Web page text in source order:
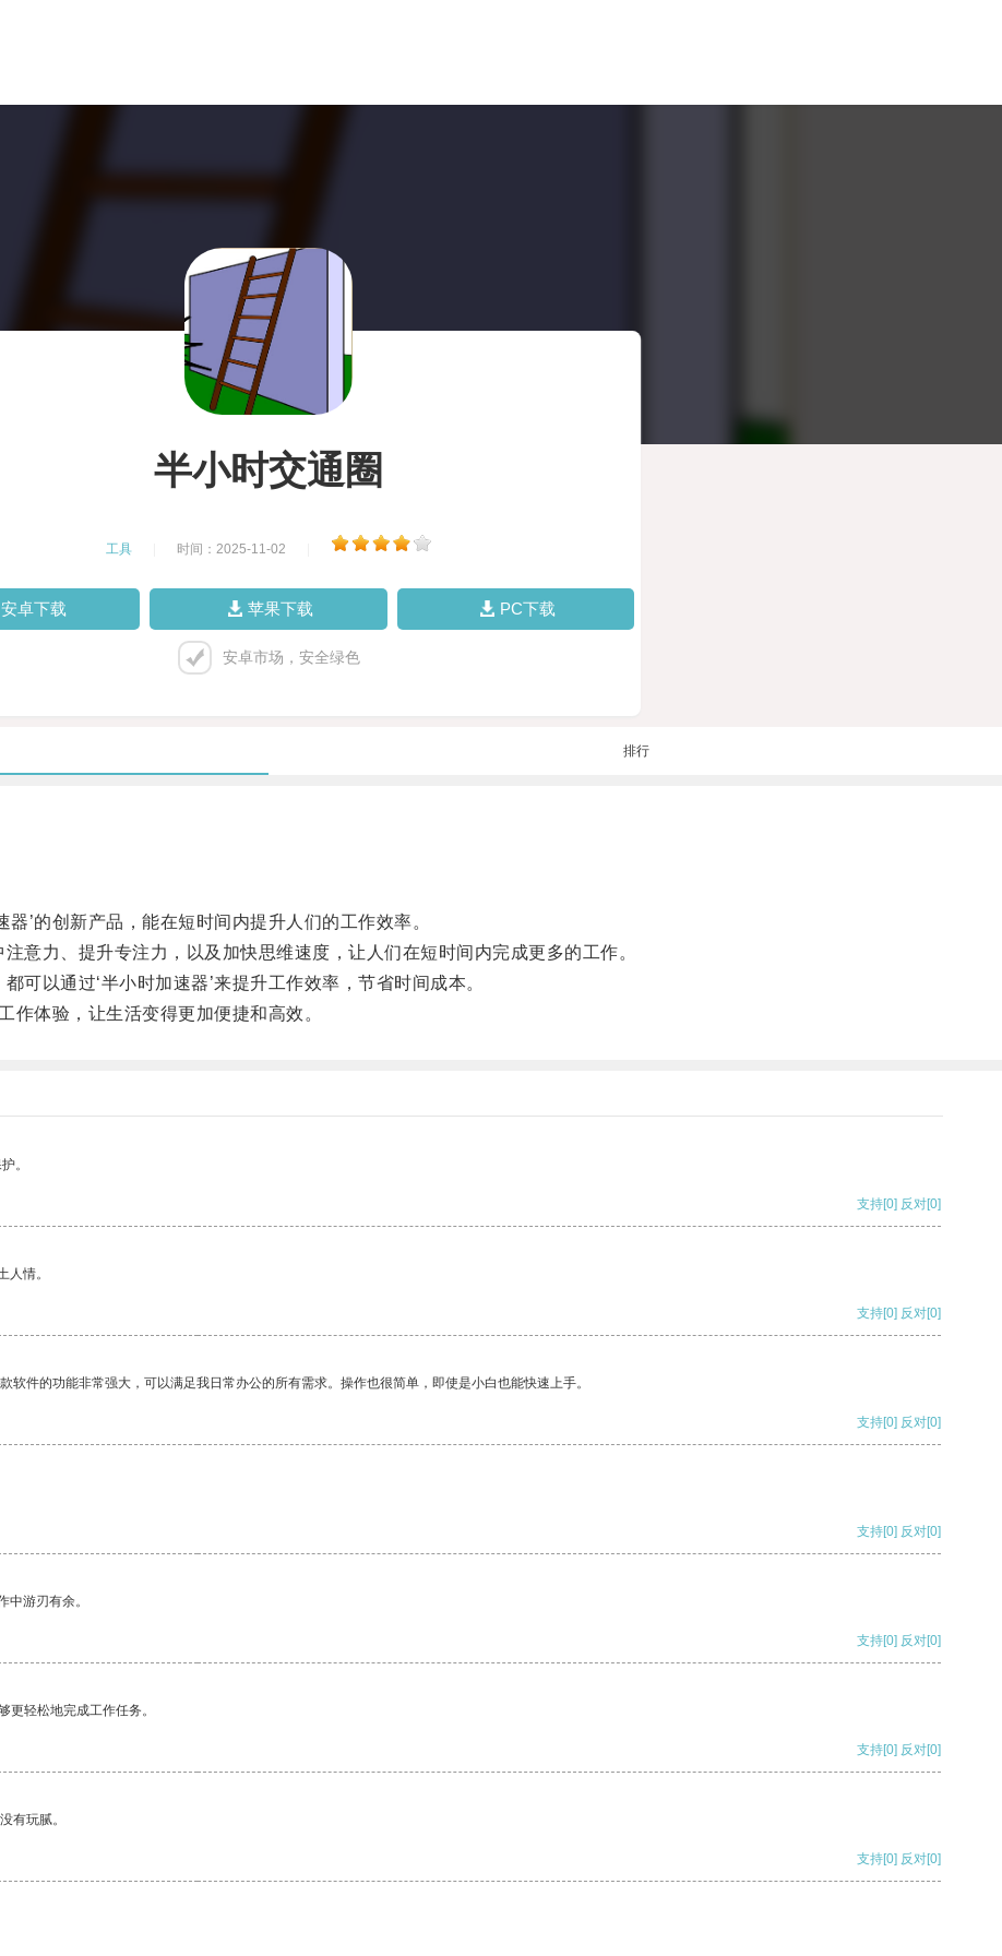
半小时交通圈
工具 时间：2025-11-02
安卓下载 苹果下载 PC下载
安卓市场，安全绿色
排行
的创新产品，能在短时间内提升人们的工作效率。
力、提升专注力，以及加快思维速度，让人们在短时间内完成更多的工作。
以通过‘半小时加速器’来提升工作效率，节省时间成本。
体验，让生活变得更加便捷和高效。
。
支持[0] 反对[0]
情。
支持[0] 反对[0]
件的功能非常强大，可以满足我日常办公的所有需求。操作也很简单，即使是小白也能快速上手。
支持[0] 反对[0]
支持[0] 反对[0]
游刃有余。
支持[0] 反对[0]
轻松地完成工作任务。
支持[0] 反对[0]
有玩腻。
支持[0] 反对[0]